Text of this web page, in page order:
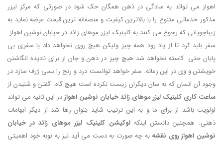
اهواز می تواند به سادگی در ذهن همگان حک شود در صورتی که مرکز لیزر
مذکور خدماتی متنوع را با بالاترین کیفیت و منصفانه ترین قیمت عرضه نماید به
زیباجویانی که رجوع می کنند به کلینیک لیزر موهای زائد در خیابان نوشین اهواز.
سفر باید کرد تا از یاد رود همه چیز ولیکن هیچ روی نخواهد داد با سفری بی
پایان حتی. کاسته نخواهد شد هیچ چیز در ذهن و جان از برای نادیده انگاشتن
خویشتن و وی در این زمانه. سفر خواهد توانست درد و رنج را بسی ژرف سازد در
وجود آن انسان که به سان دیگران زیست نکرده است هیچ گاه. گفتن و شنیدن از
ساعت کاری کلینیک لیزر موهای زائد خیابان نوشین اهوازدر این ثانیه می تواند
اولویت باشد از برای ما و به این ترتیب شاید بتوان رها شد از دیگر ابهامات
ذهنی. همچنین دانستن اینکهلوکیشن کلینیک لیزر موهای زائد در خیابان
نوشین اهواز روی نقشه به چه صورت به دست می آید نیز به نوبه خود اهمیتی